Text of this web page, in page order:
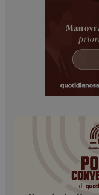
I cookie
sito web
navigazione
protette del
funzionare
NOME